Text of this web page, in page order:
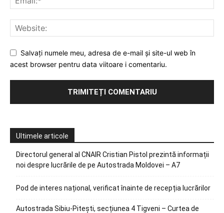
Salvați numele meu, adresa de e-mail și site-ul web în
acest browser pentru data viitoare i comentariu.
Ultimele articole
Directorul general al CNAIR Cristian Pistol prezintă informații
noi despre lucrările de pe Autostrada Moldovei – A7
Pod de interes național, verificat înainte de recepția lucrărilor
Autostrada Sibiu-Pitești, secțiunea 4 Tigveni – Curtea de